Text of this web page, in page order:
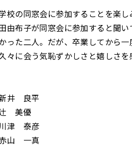
校の同窓会に参加することを楽
由布子が同窓会に参加すると聞
った二人。だが、卒業してから
々に会う気恥ずかしさと嬉しさ
井 良平
美優
津 泰彦
山 一真